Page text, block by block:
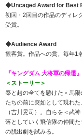
◆Uncaged Award for Best
初回・2回目の作品のディレ
受賞。
◆Audience Award
観客賞。作品への賞。毎年1
『キングダム 大将軍の帰還』
＜ストーリー＞
秦と趙の全てを懸けた＜馬
たちの前に突如として現れ
（吉川晃司）。自らを＜武
落としていく飛信隊の仲間
の脱出劇を試みる。